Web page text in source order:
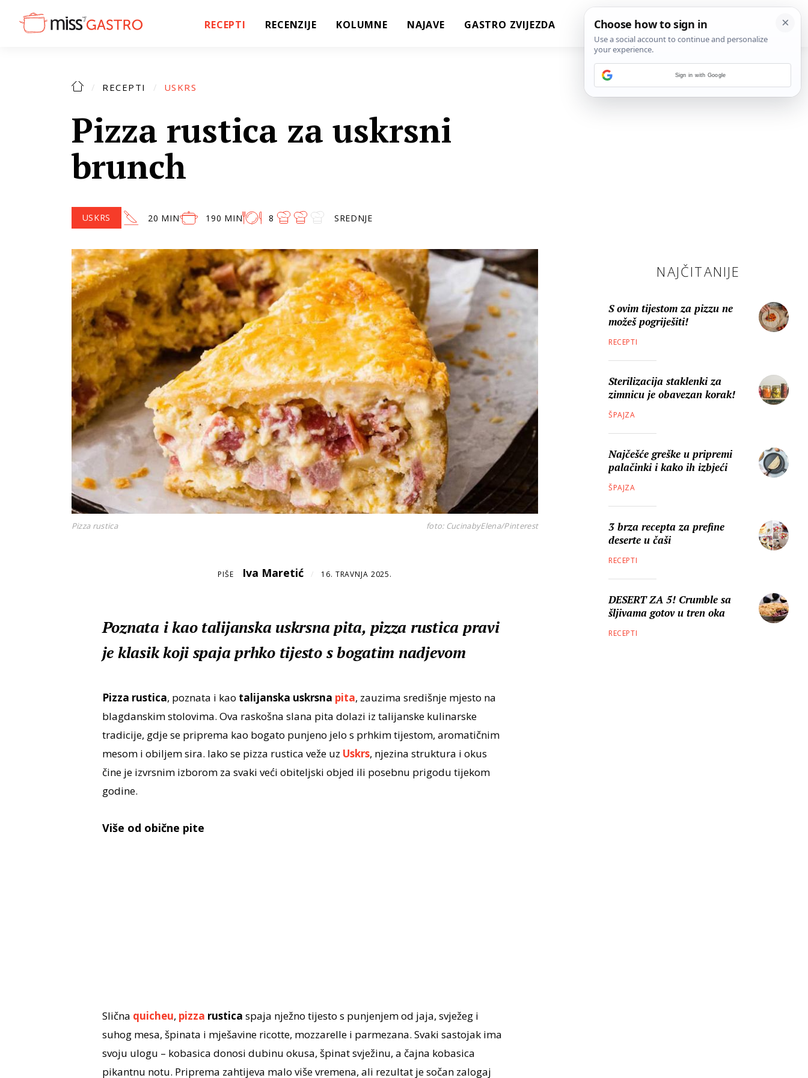
RECEPTI RECENZIJE KOLUMNE NAJAVE GASTRO ZVIJEZDA
RECEPTI USKRS
Pizza rustica za uskrsni
brunch
USKRS 20 MIN 190 MIN 8 SREDNJE
Pizza rustica foto: CucinabyElena/Pinterest
PIŠE Iva Maretić / 16. TRAVNJA 2025.
Poznata i kao talijanska uskrsna pita, pizza rustica pravi
je klasik koji spaja prhko tijesto s bogatim nadjevom
Pizza rustica, poznata i kao talijanska uskrsna pita, zauzima središnje mjesto na
blagdanskim stolovima. Ova raskošna slana pita dolazi iz talijanske kulinarske
tradicije, gdje se priprema kao bogato punjeno jelo s prhkim tijestom, aromatičnim
mesom i obiljem sira. Iako se pizza rustica veže uz Uskrs, njezina struktura i okus
čine je izvrsnim izborom za svaki veći obiteljski objed ili posebnu prigodu tijekom
godine.
Više od obične pite
Slična quicheu, pizza rustica spaja nježno tijesto s punjenjem od jaja, svježeg i
suhog mesa, špinata i mješavine ricotte, mozzarelle i parmezana. Svaki sastojak ima
svoju ulogu – kobasica donosi dubinu okusa, špinat svježinu, a čajna kobasica
pikantnu notu. Priprema zahtijeva malo više vremena, ali rezultat je sočan zalogaj
NAJČITANIJE
S ovim tijestom za pizzu ne
možeš pogriješiti!
RECEPTI
Sterilizacija staklenki za
zimnicu je obavezan korak!
ŠPAJZA
Najčešće greške u pripremi
palačinki i kako ih izbjeći
ŠPAJZA
3 brza recepta za prefine
deserte u čaši
RECEPTI
DESERT ZA 5! Crumble sa
šljivama gotov u tren oka
RECEPTI
Sign in with Google